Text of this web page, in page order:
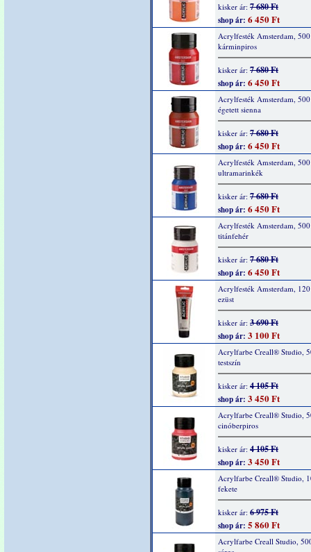
kisker ár: 7 680 Ft
shop ár: 6 450 Ft
Acrylfesték Amsterdam,
kárminpiros
kisker ár: 7 680 Ft
shop ár: 6 450 Ft
Acrylfesték Amsterdam,
égetett sienna
kisker ár: 7 680 Ft
shop ár: 6 450 Ft
Acrylfesték Amsterdam,
ultramarinkék
kisker ár: 7 680 Ft
shop ár: 6 450 Ft
Acrylfesték Amsterdam,
titánfehér
kisker ár: 7 680 Ft
shop ár: 6 450 Ft
Acrylfesték Amsterdam,
ezüst
kisker ár: 3 690 Ft
shop ár: 3 100 Ft
Acrylfarbe Creall® Studio,
testszín
kisker ár: 4 105 Ft
shop ár: 3 450 Ft
Acrylfarbe Creall® Studio,
cinóberpiros
kisker ár: 4 105 Ft
shop ár: 3 450 Ft
Acrylfarbe Creall® Studio,
fekete
kisker ár: 6 975 Ft
shop ár: 5 860 Ft
Acrylfarbe Creall Studio,